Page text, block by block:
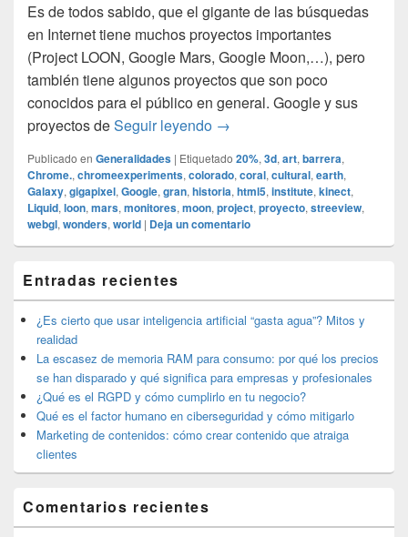
Es de todos sabido, que el gigante de las búsquedas
en Internet tiene muchos proyectos importantes
(Project LOON, Google Mars, Google Moon,…), pero
también tiene algunos proyectos que son poco
conocidos para el público en general. Google y sus
proyectos deSeguir leyendo Google y sus proyectos
→
Publicado en Generalidades | Etiquetado 20%, 3d, art, barrera,
Chrome., chromeexperiments, colorado, coral, cultural, earth,
Galaxy, gigapixel, Google, gran, historia, html5, institute, kinect,
Liquid, loon, mars, monitores, moon, project, proyecto, streeview,
webgl, wonders, world | Deja un comentario
área
de
widget
barra
lateral
primaria
Entradas recientes
¿Es cierto que usar inteligencia artificial “gasta agua”? Mitos y
realidad
La escasez de memoria RAM para consumo: por qué los precios
se han disparado y qué significa para empresas y profesionales
¿Qué es el RGPD y cómo cumplirlo en tu negocio?
Qué es el factor humano en ciberseguridad y cómo mitigarlo
Marketing de contenidos: cómo crear contenido que atraiga
clientes
Comentarios recientes